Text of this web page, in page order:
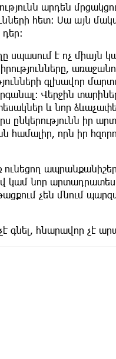
արդեն
հետ։ Սա այն
է ոչ միայն
գլխավոր
Վերջին
և նոր
ընկերությունն իր
որն իր
ունեցող
կամ նոր
չեն մնում
գնել, հնարավոր չէ